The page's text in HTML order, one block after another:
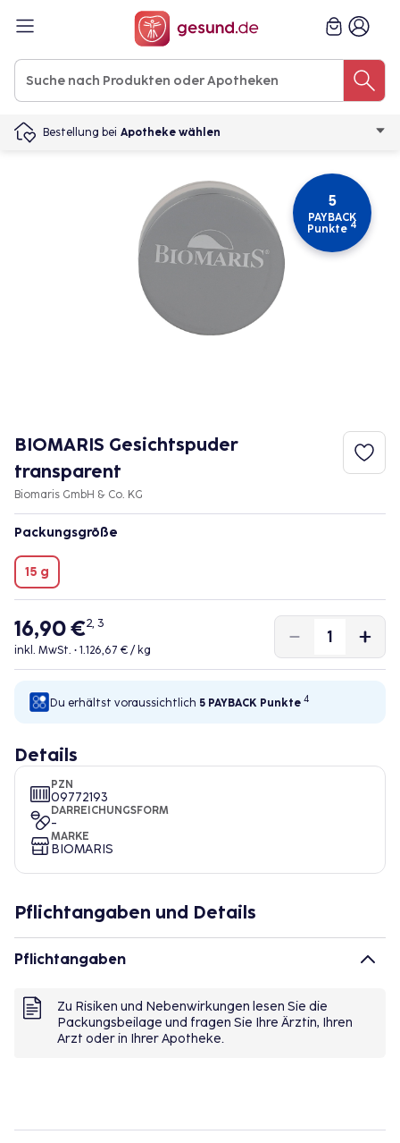
Bestellung bei Apotheke wählen
5
PAYBACK
Punkte 4
BIOMARIS Gesichtspuder
transparent
Biomaris GmbH & Co. KG
Packungsgröße
15 g
16,90 €2, 3
inkl. MwSt. • 1.126,67 € / kg
Du erhältst voraussichtlich 5 PAYBACK Punkte 4
Details
PZN
09772193
DARREICHUNGSFORM
-
MARKE
BIOMARIS
Pflichtangaben und Details
Pflichtangaben
Zu Risiken und Nebenwirkungen lesen Sie die
Packungsbeilage und fragen Sie Ihre Ärztin, Ihren
Arzt oder in Ihrer Apotheke.